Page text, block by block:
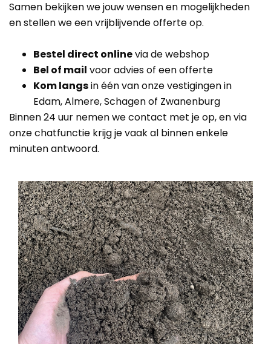
Samen bekijken we jouw wensen en mogelijkheden
en stellen we een vrijblijvende offerte op.
Bestel direct onlinevia de webshop
Bel of mail voor advies of een offerte
Kom langsin één van onze vestigingen in
Edam, Almere, Schagen of Zwanenburg
Binnen 24 uur nemen we contact met je op, en via
onze chatfunctie krijg je vaak al binnen enkele
minuten antwoord.